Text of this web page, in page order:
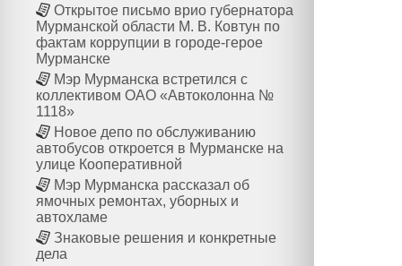
Открытое письмо врио губернатора
Мурманской области М. В. Ковтун по
фактам коррупции в городе-герое
Мурманске
Мэр Мурманска встретился с
коллективом ОАО «Автоколонна №
1118»
Новое депо по обслуживанию
автобусов откроется в Мурманске на
улице Кооперативной
Мэр Мурманска рассказал об
ямочных ремонтах, уборных и
автохламе
Знаковые решения и конкретные
дела